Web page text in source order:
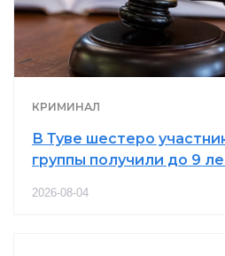
КРИМИНАЛ
В Туве шестеро
группы получили до 9
2026-08-04